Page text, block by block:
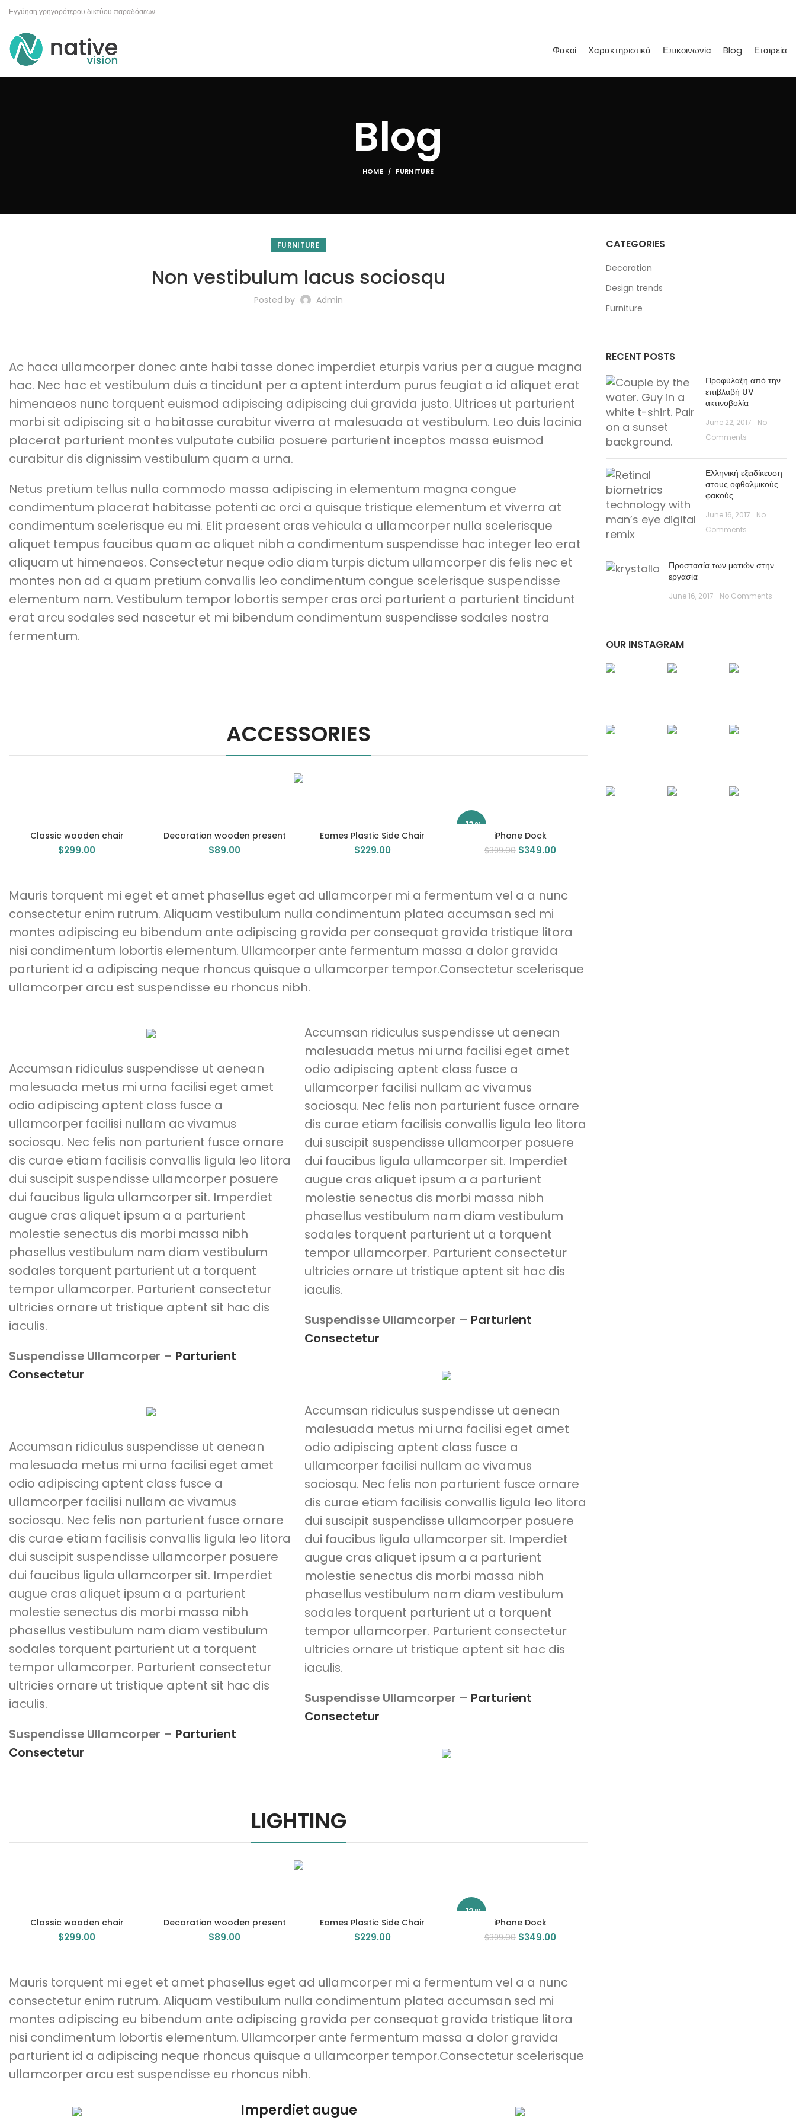
Εγγύηση γρηγορότερου δικτύου παραδόσεων
Φακοί Χαρακτηριστικά Επικοινωνία Blog Εταιρεία
Blog
HOME FURNITURE
FURNITURE
Non vestibulum lacus sociosqu
Posted by Admin
Ac haca ullamcorper donec ante habi tasse donec imperdiet eturpis varius per a augue magna
hac. Nec hac et vestibulum duis a tincidunt per a aptent interdum purus feugiat a id aliquet erat
himenaeos nunc torquent euismod adipiscing adipiscing dui gravida justo. Ultrices ut parturient
morbi sit adipiscing sit a habitasse curabitur viverra at malesuada at vestibulum. Leo duis lacinia
placerat parturient montes vulputate cubilia posuere parturient inceptos massa euismod
curabitur dis dignissim vestibulum quam a urna.
Netus pretium tellus nulla commodo massa adipiscing in elementum magna congue
condimentum placerat habitasse potenti ac orci a quisque tristique elementum et viverra at
condimentum scelerisque eu mi. Elit praesent cras vehicula a ullamcorper nulla scelerisque
aliquet tempus faucibus quam ac aliquet nibh a condimentum suspendisse hac integer leo erat
aliquam ut himenaeos. Consectetur neque odio diam turpis dictum ullamcorper dis felis nec et
montes non ad a quam pretium convallis leo condimentum congue scelerisque suspendisse
elementum nam. Vestibulum tempor lobortis semper cras orci parturient a parturient tincidunt
erat arcu sodales sed nascetur et mi bibendum condimentum suspendisse sodales nostra
fermentum.
ACCESSORIES
Classic wooden chair
$299.00
Decoration wooden present
$89.00
Eames Plastic Side Chair
$229.00
-13%
iPhone Dock
$399.00 $349.00
Mauris torquent mi eget et amet phasellus eget ad ullamcorper mi a fermentum vel a a nunc
consectetur enim rutrum. Aliquam vestibulum nulla condimentum platea accumsan sed mi
montes adipiscing eu bibendum ante adipiscing gravida per consequat gravida tristique litora
nisi condimentum lobortis elementum. Ullamcorper ante fermentum massa a dolor gravida
parturient id a adipiscing neque rhoncus quisque a ullamcorper tempor.Consectetur scelerisque
ullamcorper arcu est suspendisse eu rhoncus nibh.
Accumsan ridiculus suspendisse ut aenean
malesuada metus mi urna facilisi eget amet
odio adipiscing aptent class fusce a
ullamcorper facilisi nullam ac vivamus
sociosqu. Nec felis non parturient fusce ornare
dis curae etiam facilisis convallis ligula leo litora
dui suscipit suspendisse ullamcorper posuere
dui faucibus ligula ullamcorper sit. Imperdiet
augue cras aliquet ipsum a a parturient
molestie senectus dis morbi massa nibh
phasellus vestibulum nam diam vestibulum
sodales torquent parturient ut a torquent
tempor ullamcorper. Parturient consectetur
ultricies ornare ut tristique aptent sit hac dis
iaculis.
Suspendisse Ullamcorper – Parturient
Consectetur
Accumsan ridiculus suspendisse ut aenean
malesuada metus mi urna facilisi eget amet
odio adipiscing aptent class fusce a
ullamcorper facilisi nullam ac vivamus
sociosqu. Nec felis non parturient fusce ornare
dis curae etiam facilisis convallis ligula leo litora
dui suscipit suspendisse ullamcorper posuere
dui faucibus ligula ullamcorper sit. Imperdiet
augue cras aliquet ipsum a a parturient
molestie senectus dis morbi massa nibh
phasellus vestibulum nam diam vestibulum
sodales torquent parturient ut a torquent
tempor ullamcorper. Parturient consectetur
ultricies ornare ut tristique aptent sit hac dis
iaculis.
Suspendisse Ullamcorper – Parturient
Consectetur
Accumsan ridiculus suspendisse ut aenean
malesuada metus mi urna facilisi eget amet
odio adipiscing aptent class fusce a
ullamcorper facilisi nullam ac vivamus
sociosqu. Nec felis non parturient fusce ornare
dis curae etiam facilisis convallis ligula leo litora
dui suscipit suspendisse ullamcorper posuere
dui faucibus ligula ullamcorper sit. Imperdiet
augue cras aliquet ipsum a a parturient
molestie senectus dis morbi massa nibh
phasellus vestibulum nam diam vestibulum
sodales torquent parturient ut a torquent
tempor ullamcorper. Parturient consectetur
ultricies ornare ut tristique aptent sit hac dis
iaculis.
Suspendisse Ullamcorper – Parturient
Consectetur
Accumsan ridiculus suspendisse ut aenean
malesuada metus mi urna facilisi eget amet
odio adipiscing aptent class fusce a
ullamcorper facilisi nullam ac vivamus
sociosqu. Nec felis non parturient fusce ornare
dis curae etiam facilisis convallis ligula leo litora
dui suscipit suspendisse ullamcorper posuere
dui faucibus ligula ullamcorper sit. Imperdiet
augue cras aliquet ipsum a a parturient
molestie senectus dis morbi massa nibh
phasellus vestibulum nam diam vestibulum
sodales torquent parturient ut a torquent
tempor ullamcorper. Parturient consectetur
ultricies ornare ut tristique aptent sit hac dis
iaculis.
Suspendisse Ullamcorper – Parturient
Consectetur
LIGHTING
Classic wooden chair
$299.00
Decoration wooden present
$89.00
Eames Plastic Side Chair
$229.00
-13%
iPhone Dock
$399.00 $349.00
Mauris torquent mi eget et amet phasellus eget ad ullamcorper mi a fermentum vel a a nunc
consectetur enim rutrum. Aliquam vestibulum nulla condimentum platea accumsan sed mi
montes adipiscing eu bibendum ante adipiscing gravida per consequat gravida tristique litora
nisi condimentum lobortis elementum. Ullamcorper ante fermentum massa a dolor gravida
parturient id a adipiscing neque rhoncus quisque a ullamcorper tempor.Consectetur scelerisque
ullamcorper arcu est suspendisse eu rhoncus nibh.
Imperdiet augue
CATEGORIES
Decoration
Design trends
Furniture
RECENT POSTS
Προφύλαξη από την
επιβλαβή UV
ακτινοβολία
June 22, 2017
No
Comments
Ελληνική εξειδίκευση
στους οφθαλμικούς
φακούς
June 16, 2017
No
Comments
Προστασία των ματιών στην
εργασία
June 16, 2017 No Comments
OUR INSTAGRAM